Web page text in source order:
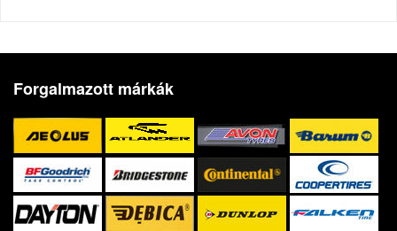
Forgalmazott márkák